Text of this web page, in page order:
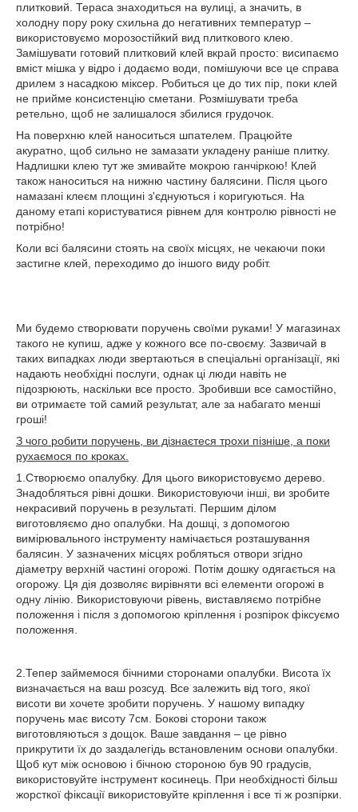
плитковий. Тераса знаходиться на вулиці, а значить, в
холодну пору року схильна до негативних температур –
використовуємо морозостійкий вид плиткового клею.
Замішувати готовий плитковий клей вкрай просто: висипаємо
вміст мішка у відро і додаємо води, помішуючи все це справа
дрилем з насадкою міксер. Робиться це до тих пір, поки клей
не прийме консистенцію сметани. Розмішувати треба
ретельно, щоб не залишалося збилися грудочок.
На поверхню клей наноситься шпателем. Працюйте
акуратно, щоб сильно не замазати укладену раніше плитку.
Надлишки клею тут же змивайте мокрою ганчіркою! Клей
також наноситься на нижню частину балясини. Після цього
намазані клеєм площині з'єднуються і коригуються. На
даному етапі користуватися рівнем для контролю рівності не
потрібно!
Коли всі балясини стоять на своїх місцях, не чекаючи поки
застигне клей, переходимо до іншого виду робіт.
Ми будемо створювати поручень своїми руками! У магазинах
такого не купиш, адже у кожного все по-своєму. Зазвичай в
таких випадках люди звертаються в спеціальні організації, які
надають необхідні послуги, однак ці люди навіть не
підозрюють, наскільки все просто. Зробивши все самостійно,
ви отримаєте той самий результат, але за набагато менші
гроші!
З чого робити поручень, ви дізнаєтеся трохи пізніше, а поки
рухаємося по кроках.
1.Створюємо опалубку. Для цього використовуємо дерево.
Знадобляться рівні дошки. Використовуючи інші, ви зробите
некрасивий поручень в результаті. Першим ділом
виготовляємо дно опалубки. На дошці, з допомогою
вимірювального інструменту намічається розташування
балясин. У зазначених місцях робляться отвори згідно
діаметру верхній частині огорожі. Потім дошку одягається на
огорожу. Ця дія дозволяє вирівняти всі елементи огорожі в
одну лінію. Використовуючи рівень, виставляємо потрібне
положення і після з допомогою кріплення і розпірок фіксуємо
положення.
2.Тепер займемося бічними сторонами опалубки. Висота їх
визначається на ваш розсуд. Все залежить від того, якої
висоти ви хочете зробити поручень. У нашому випадку
поручень має висоту 7см. Бокові сторони також
виготовляються з дощок. Ваше завдання – це рівно
прикрутити їх до заздалегідь встановленим основи опалубки.
Щоб кут між основою і бічною стороною був 90 градусів,
використовуйте інструмент косинець. При необхідності більш
жорсткої фіксації використовуйте кріплення і все ті ж розпірки.